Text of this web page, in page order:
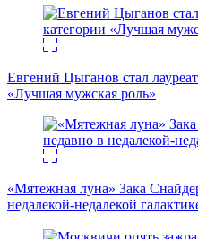
Евгений Цыганов стал
«Лучшая мужская роль»
«Мятежная луна» Зака
недалекой-недалекой